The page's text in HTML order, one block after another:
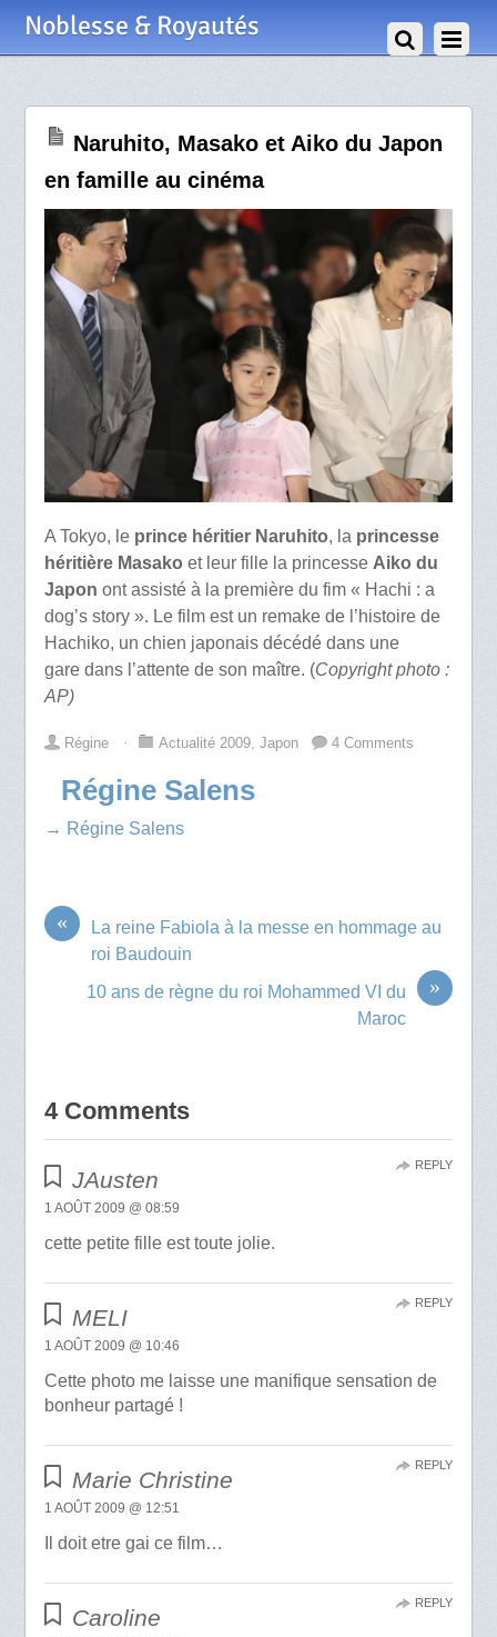
Noblesse & Royautés
Naruhito, Masako et Aiko du Japon
en famille au cinéma
A Tokyo, le prince héritier Naruhito, la princesse
héritière Masako et leur fille la princesse Aiko du
Japon ont assisté à la première du fim « Hachi : a
dog’s story ». Le film est un remake de l’histoire de
Hachiko, un chien japonais décédé dans une
gare dans l’attente de son maître. (Copyright photo :
AP)
Régine ⋅ Actualité 2009, Japon 4 Comments
Régine Salens
→ Régine Salens
«
La reine Fabiola à la messe en hommage au
roi Baudouin
»
10 ans de règne du roi Mohammed VI du
Maroc
4 Comments
JAusten
1 AOÛT 2009 @ 08:59
cette petite fille est toute jolie.
REPLY
MELI
1 AOÛT 2009 @ 10:46
Cette photo me laisse une manifique sensation de
bonheur partagé !
REPLY
Marie Christine
1 AOÛT 2009 @ 12:51
Il doit etre gai ce film…
REPLY
Caroline
REPLY